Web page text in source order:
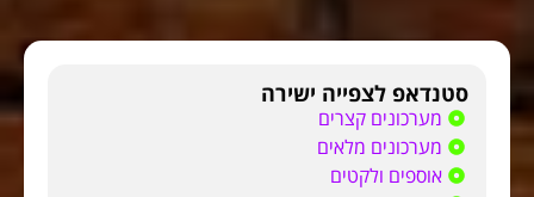
סטנדאפ לצפייה ישירה
מערכונים קצרים
מערכונים מלאים
אוספים ולקטים